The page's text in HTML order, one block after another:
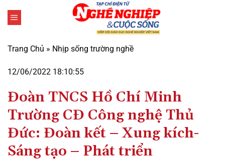
qua
dung
Trang Chủ » Nhịp sống trường nghề
12/06/2022 18:10:55
Đoàn TNCS Hồ Chí Minh
Trường CĐ Công nghệ Thủ
Đức: Đoàn kết – Xung kích-
Sáng tạo – Phát triển